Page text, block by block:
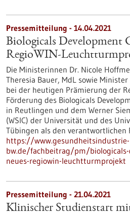
Pressemitteilung - 14.04.2021
Biologicals Development
RegioWIN-
Die Ministerinnen Dr. Nicole
Theresia Bauer, MdL sowie
bei der heutigen Prämierung der
Förderung des Biologicals
in Reutlingen und dem Werner
(WSIC) der Universität und des
Tübingen als den verantwortlichen
https://www.gesundheitsindustrie-
bw.de/fachbeitrag/pm/
neues-regiowin-leuchtturmprojekt
Pressemitteilung - 21.04.2021
Klinischer Studienstart